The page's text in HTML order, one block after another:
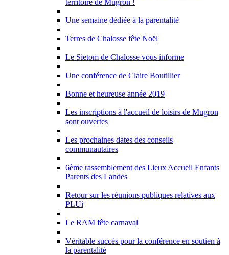
territoire de Mugron !
Une semaine dédiée à la parentalité
Terres de Chalosse fête Noël
Le Sietom de Chalosse vous informe
Une conférence de Claire Boutillier
Bonne et heureuse année 2019
Les inscriptions à l'accueil de loisirs de Mugron
sont ouvertes
Les prochaines dates des conseils
communautaires
6ème rassemblement des Lieux Accueil Enfants
Parents des Landes
Retour sur les réunions publiques relatives aux
PLUi
Le RAM fête carnaval
Véritable succès pour la conférence en soutien à
la parentalité